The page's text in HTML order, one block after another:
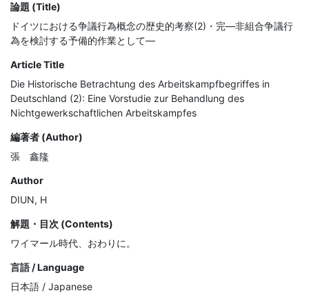
論題 (Title)
ドイツにおける争議行為概念の歴史的考察(2)・完―非組合争議行
為を検討する予備的作業として―
Article Title
Die Historische Betrachtung des Arbeitskampfbegriffes in
Deutschland (2): Eine Vorstudie zur Behandlung des
Nichtgewerkschaftlichen Arbeitskampfes
編著者 (Author)
張 鑫隆
Author
DIUN, H
解題・目次 (Contents)
ワイマール時代、おわりに。
言語 / Language
日本語 / Japanese